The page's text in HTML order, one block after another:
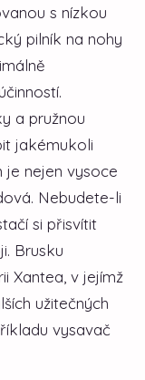
s nízkou
pilník na nohy
a pružnou
jakémukoli
je nejen vysoce
Nebudete-li
si přisvítit
Brusku
Xantea, v jejímž
užitečných
vysavač